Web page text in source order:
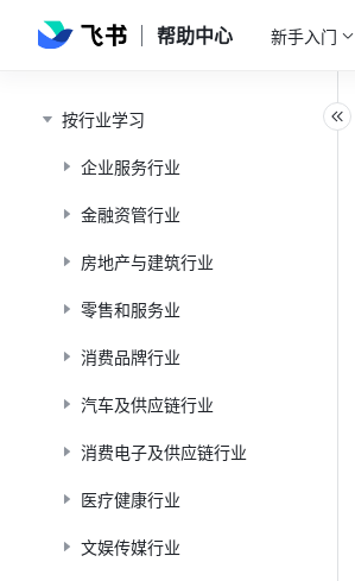
帮助中心 新手入门
按行业学习
企业服务行业
金融资管行业
房地产与建筑行业
零售和服务业
消费品牌行业
汽车及供应链行业
消费电子及供应链行业
医疗健康行业
文娱传媒行业